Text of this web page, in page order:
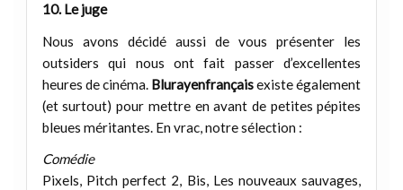
10. Le juge
Nous avons décidé aussi de vous présenter les
outsiders qui nous ont fait passer d’excellentes
heures de cinéma. Blurayenfrançaisexiste également
(et surtout) pour mettre en avant de petites pépites
bleues méritantes. En vrac, notre sélection :
Comédie
Pixels, Pitch perfect 2, Bis, Les nouveaux sauvages,